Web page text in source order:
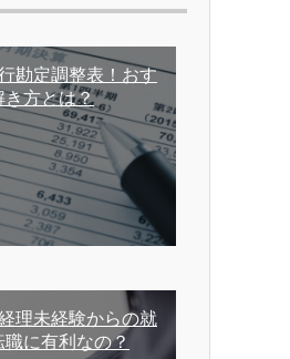
勘定調整表！おす
き方とは？
理未経験からの就
に有利なの？